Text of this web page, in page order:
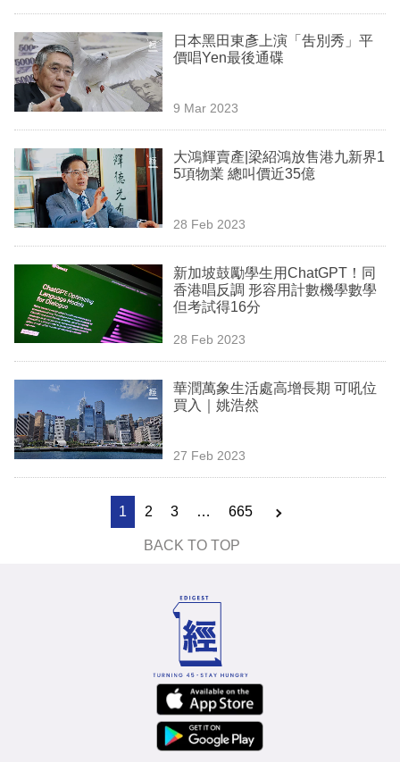
區
日本黑田東彥上演「吿別秀」平
價唱Yen最後通碟
9 Mar 2023
大鴻輝賣產|梁紹鴻放售港九新界1
5項物業 總叫價近35億
28 Feb 2023
新加坡鼓勵學生用ChatGPT！同
香港唱反調 形容用計數機學數學
但考試得16分
28 Feb 2023
華潤萬象生活處高增長期 可吼位
買入｜姚浩然
27 Feb 2023
1 2 3 … 665
BACK TO TOP